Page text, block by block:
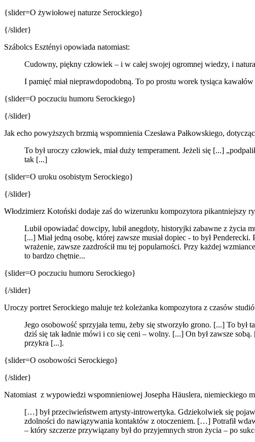
{slider=O żywiołowej naturze Serockiego}
{/slider}
Szábolcs Esztényi opowiada natomiast:
Cudowny, piękny człowiek – i w całej swojej ogromnej wiedzy, i
I pamięć miał nieprawdopodobną. To po prostu worek tysiąca
{slider=O poczuciu humoru Serockiego}
{/slider}
Jak echo powyższych brzmią wspomnienia Czesława Pałkowskiego,
To był uroczy człowiek, miał duży temperament. Jeżeli się [...]
tak [...]
{slider=O uroku osobistym Serockiego}
{/slider}
Włodzimierz Kotoński dodaje zaś do wizerunku kompozytora pikantniejszy
Lubił opowiadać dowcipy, lubił anegdoty, historyjki zabawne z życia
[...] Miał jedną osobę, której zawsze musiał dopiec - to był
wrażenie, zawsze zazdrościł mu tej popularności. Przy każdej
to bardzo chętnie...
{slider=O poczuciu humoru Serockiego}
{/slider}
Uroczy portret Serockiego maluje też koleżanka kompozytora z czasów
Jego osobowość sprzyjała temu, żeby się stworzyło grono. [...] To
dziś się tak ładnie mówi i co się ceni – wolny. [...] On był zawsze
przykra [...].
{slider=O osobowości Serockiego}
{/slider}
Natomiast z wypowiedzi wspomnieniowej Josepha Häuslera, niemieckiego
[…] był przeciwieństwem artysty-introwertyka. Gdziekolwiek się
zdolności do nawiązywania kontaktów z otoczeniem. […] Potrafił
– który szczerze przywiązany był do przyjemnych stron życia – po